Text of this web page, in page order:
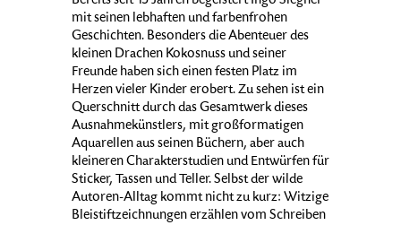
mit seinen lebhaften und farbenfrohen
Geschichten. Besonders die Abenteuer des
kleinen Drachen Kokosnuss und seiner
Freunde haben sich einen festen Platz im
Herzen vieler Kinder erobert. Zu sehen ist ein
Querschnitt durch das Gesamtwerk dieses
Ausnahmekünstlers, mit großformatigen
Aquarellen aus seinen Büchern, aber auch
kleineren Charakterstudien und Entwürfen für
Sticker, Tassen und Teller. Selbst der wilde
Autoren-Alltag kommt nicht zu kurz: Witzige
Bleistiftzeichnungen erzählen vom Schreiben